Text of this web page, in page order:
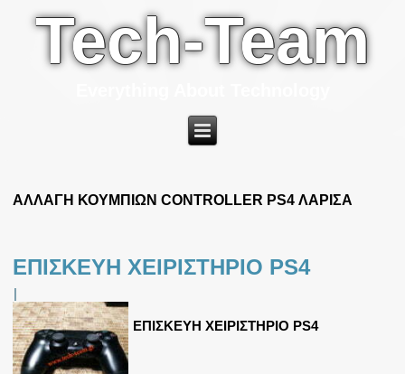
Tech-Team
ΑΛΛΑΓΗ ΚΟΥΜΠΙΩΝ CONTROLLER PS4 ΛΑΡΙΣΑ
ΕΠΙΣΚΕΥΗ ΧΕΙΡΙΣΤΗΡΙΟ PS4
|
ΕΠΙΣΚΕΥΗ ΧΕΙΡΙΣΤΗΡΙΟ PS4